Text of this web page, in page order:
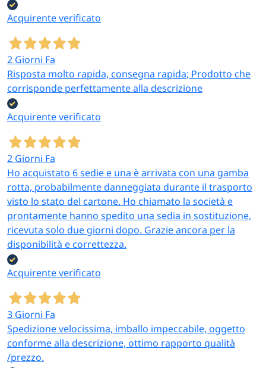
Acquirente verificato
2 Giorni Fa
Risposta molto rapida, consegna rapida; Prodotto che
corrisponde perfettamente alla descrizione
Acquirente verificato
2 Giorni Fa
Ho acquistato 6 sedie e una è arrivata con una gamba
rotta, probabilmente danneggiata durante il trasporto
visto lo stato del cartone. Ho chiamato la società e
prontamente hanno spedito una sedia in sostituzione,
ricevuta solo due giorni dopo. Grazie ancora per la
disponibilità e correttezza.
Acquirente verificato
3 Giorni Fa
Spedizione velocissima, imballo impeccabile, oggetto
conforme alla descrizione, ottimo rapporto qualità
/prezzo.